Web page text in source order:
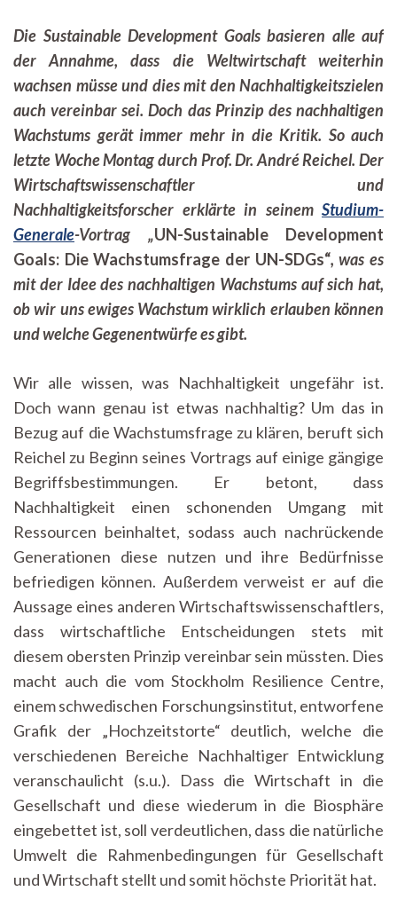
Wachstum
–
wie
realistisch
sind
die
Die Sustainable Development Goals basieren alle auf
der Annahme, dass die Weltwirtschaft weiterhin
wachsen müsse und dies mit den Nachhaltigkeitszielen
auch vereinbar sei. Doch das Prinzip des nachhaltigen
Wachstums gerät immer mehr in die Kritik. So auch
letzte Woche Montag durch Prof. Dr. André Reichel. Der
Wirtschaftswissenschaftler und
Nachhaltigkeitsforscher erklärte in seinem Studium-
Generale-Vortrag „UN-Sustainable Development
Goals: Die Wachstumsfrage der UN-SDGs“, was es
mit der Idee des nachhaltigen Wachstums auf sich hat,
ob wir uns ewiges Wachstum wirklich erlauben können
und welche Gegenentwürfe es gibt.
Wir alle wissen, was Nachhaltigkeit ungefähr ist.
Doch wann genau ist etwas nachhaltig? Um das in
Bezug auf die Wachstumsfrage zu klären, beruft sich
Reichel zu Beginn seines Vortrags auf einige gängige
Begriffsbestimmungen. Er betont, dass
Nachhaltigkeit einen schonenden Umgang mit
Ressourcen beinhaltet, sodass auch nachrückende
Generationen diese nutzen und ihre Bedürfnisse
befriedigen können. Außerdem verweist er auf die
Aussage eines anderen Wirtschaftswissenschaftlers,
dass wirtschaftliche Entscheidungen stets mit
diesem obersten Prinzip vereinbar sein müssten. Dies
macht auch die vom Stockholm Resilience Centre,
einem schwedischen Forschungsinstitut, entworfene
Grafik der „Hochzeitstorte“ deutlich, welche die
verschiedenen Bereiche Nachhaltiger Entwicklung
veranschaulicht (s.u.). Dass die Wirtschaft in die
Gesellschaft und diese wiederum in die Biosphäre
eingebettet ist, soll verdeutlichen, dass die natürliche
Umwelt die Rahmenbedingungen für Gesellschaft
und Wirtschaft stellt und somit höchste Priorität hat.